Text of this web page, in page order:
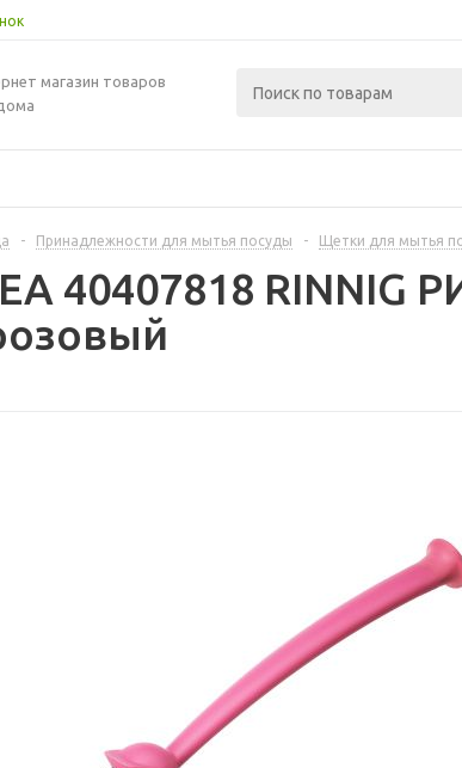
магазин товаров
- Принадлежности для мытья посуды - Щетки для мытья
40407818